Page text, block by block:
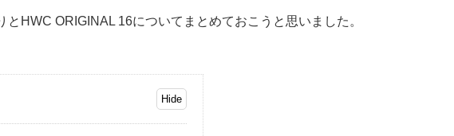
とHWC ORIGINAL 16についてまとめておこうと思いました。